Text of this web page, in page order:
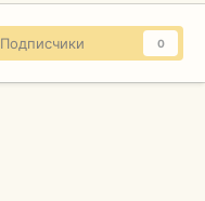
Подписчики 0